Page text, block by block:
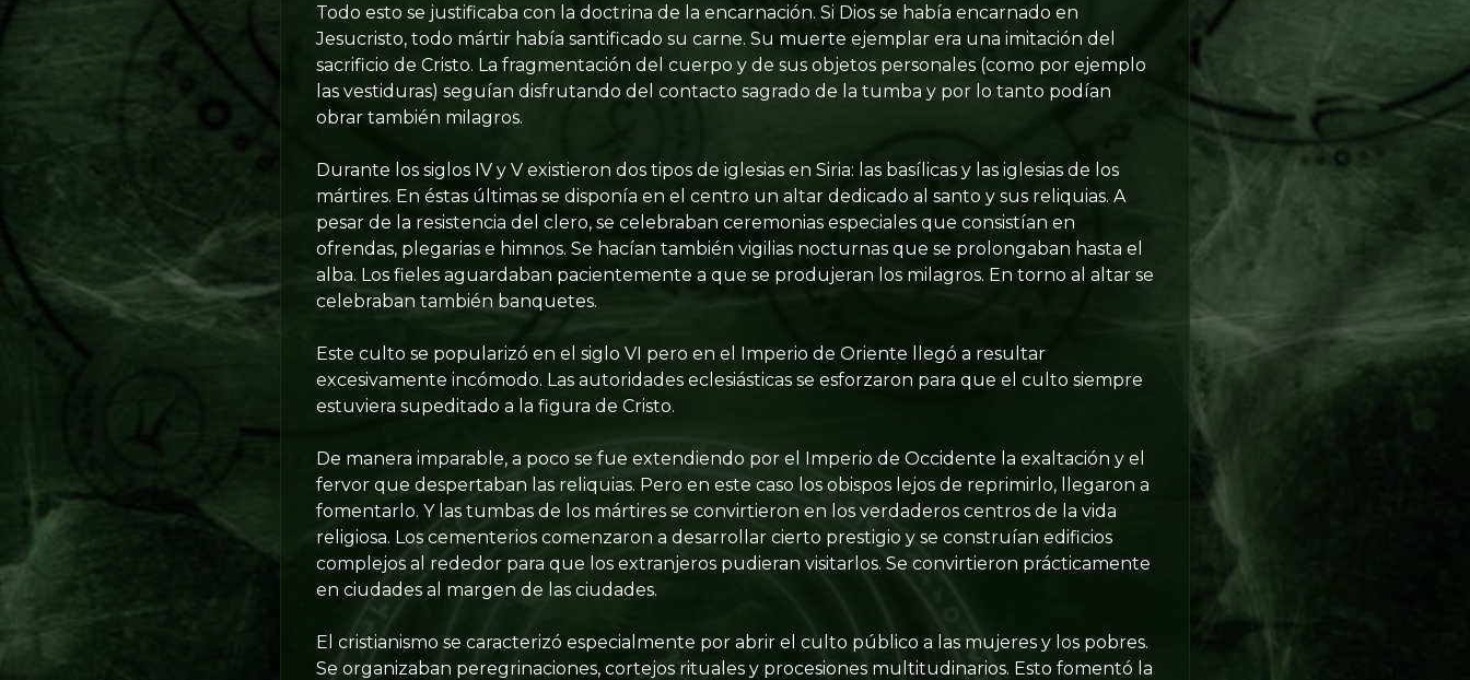
Todo esto se justificaba con la doctrina de la encarnación. Si Dios se había encarnado en
Jesucristo, todo mártir había santificado su carne. Su muerte ejemplar era una imitación del
sacrificio de Cristo. La fragmentación del cuerpo y de sus objetos personales (como por ejemplo
las vestiduras) seguían disfrutando del contacto sagrado de la tumba y por lo tanto podían
obrar también milagros.
Durante los siglos IV y V existieron dos tipos de iglesias en Siria: las basílicas y las iglesias de los
mártires. En éstas últimas se disponía en el centro un altar dedicado al santo y sus reliquias. A
pesar de la resistencia del clero, se celebraban ceremonias especiales que consistían en
ofrendas, plegarias e himnos. Se hacían también vigilias nocturnas que se prolongaban hasta el
alba. Los fieles aguardaban pacientemente a que se produjeran los milagros. En torno al altar se
celebraban también banquetes.
Este culto se popularizó en el siglo VI pero en el Imperio de Oriente llegó a resultar
excesivamente incómodo. Las autoridades eclesiásticas se esforzaron para que el culto siempre
estuviera supeditado a la figura de Cristo.
De manera imparable, a poco se fue extendiendo por el Imperio de Occidente la exaltación y el
fervor que despertaban las reliquias. Pero en este caso los obispos lejos de reprimirlo, llegaron a
fomentarlo. Y las tumbas de los mártires se convirtieron en los verdaderos centros de la vida
religiosa. Los cementerios comenzaron a desarrollar cierto prestigio y se construían edificios
complejos al rededor para que los extranjeros pudieran visitarlos. Se convirtieron prácticamente
en ciudades al margen de las ciudades.
El cristianismo se caracterizó especialmente por abrir el culto público a las mujeres y los pobres.
Se organizaban peregrinaciones, cortejos rituales y procesiones multitudinarios. Esto fomentó la